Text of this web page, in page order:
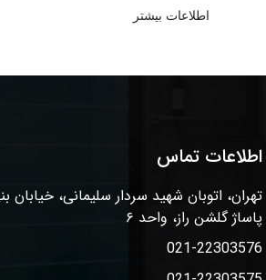
اطلاعات بیشتر
اطلاعات تماس
تهران، اتوبان شهید سردار سلیمانی، خیابان
پاساژ گلشن راز، واحد ۶
021-22303576